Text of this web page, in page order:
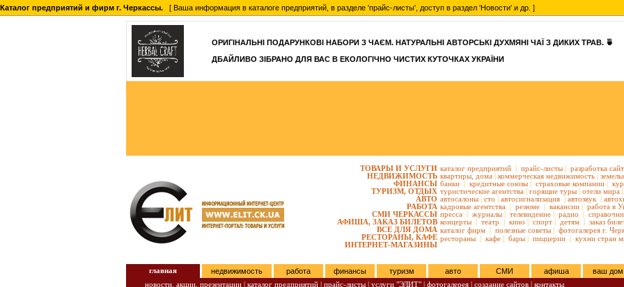
Каталог предприятий и фирм г. Черкассы. [ Ваша информация в каталоге предприятий, в разделе 'прайс-листы', доступ в раздел 'Новости' и др. ]
ОРИГІНАЛЬНІ ПОДАРУНКОВІ НАБОРИ З ЧАЄМ. НАТУРАЛЬНІ АВТОРСЬКІ ДУХМЯНІ ЧАЇ З ДИКИХ ТРАВ. 🍵
ДБАЙЛИВО ЗІБРАНО ДЛЯ ВАС В ЕКОЛОГІЧНО ЧИСТИХ КУТОЧКАХ УКРАЇНИ
ТОВАРЫ И УСЛУГИ
НЕДВИЖИМОСТЬ
ФИНАНСЫ
ТУРИЗМ, ОТДЫХ
АВТО
РАБОТА
СМИ ЧЕРКАССЫ
АФИША, ЗАКАЗ БИЛЕТОВ
ВСЕ ДЛЯ ДОМА
РЕСТОРАНЫ, КАФЕ
ИНТЕРНЕТ-МАГАЗИНЫ
каталог предприятий | прайс-листы | разработка
квартиры, дома | коммерческая недвижимость |
банки | кредитные союзы | страховые компании |
туристические агентства | горящие туры | отели мира |
автосалоны | сто | автосигнализация | автозвук |
кадровые агентства | резюме | вакансии | работа в
пресса | журналы | телевидение | радио |
концерты | театр | кино | спорт | детям | заказ
каталог фирм | полезные советы | фотогалерея г.
рестораны | кафе | бары | пиццерии | кухни стран
главная недвижимость работа финансы туризм авто СМИ афиша
ваш дом
новости, акции, презентации | каталог предприятий | прайс-листы | услуги "ЭЛИТ" | фотогалерея | создание сайтов | контакты